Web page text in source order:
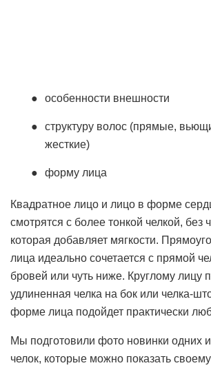
особенности внешности
структуру волос (прямые,
жесткие)
форму лица
Квадратное лицо и лицо в форме
смотрятся с более тонкой челкой, без
которая добавляет мягкости.
лица идеально сочетается с прямой
бровей или чуть ниже. Круглому лицу
удлиненная челка на бок или челка-
форме лица подойдет практически
Мы подготовили фото новинки одних
челок, которые можно показать